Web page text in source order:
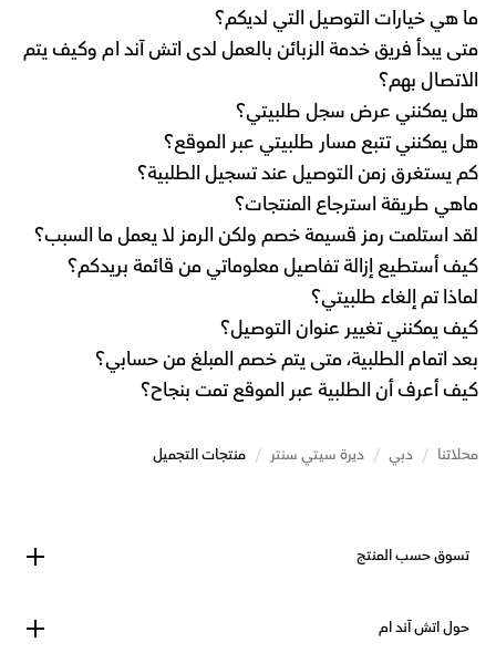
ما هي خيارات التوصيل التي لديكم؟
متى يبدأ فريق خدمة الزبائن بالعمل لدى اتش آند ام وكيف يتم
الاتصال بهم؟
هل يمكنني عرض سجل طلبيتي؟
هل يمكنني تتبع مسار طلبيتي عبر الموقع؟
كم يستغرق زمن التوصيل عند تسجيل الطلبية؟
ماهي طريقة استرجاع المنتجات؟
لقد استلمت رمز قسيمة خصم ولكن الرمز لا يعمل ما السبب؟
كيف أستطيع إزالة تفاصيل معلوماتي من قائمة بريدكم؟
لماذا تم إلغاء طلبيتي؟
كيف يمكنني تغيير عنوان التوصيل؟
بعد اتمام الطلبية، متى يتم خصم المبلغ من حسابي؟
كيف أعرف أن الطلبية عبر الموقع تمت بنجاح؟
محلاتنا / دبي / ديرة سيتي سنتر / منتجات التجميل
تسوق حسب المنتج
حول اتش آند ام